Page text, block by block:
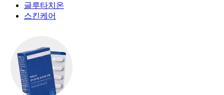
글루타치온
스킨케어